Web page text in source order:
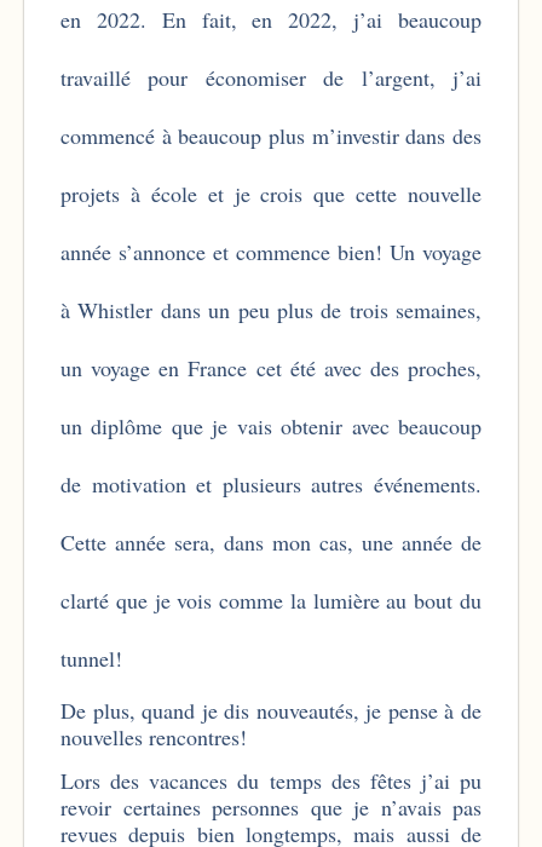
en 2022. En fait, en 2022, j’ai beaucoup
travaillé pour économiser de l’argent, j’ai
commencé à beaucoup plus m’investir dans des
projets à école et je crois que cette nouvelle
année s’annonce et commence bien! Un voyage
à Whistler dans un peu plus de trois semaines,
un voyage en France cet été avec des proches,
un diplôme que je vais obtenir avec beaucoup
de motivation et plusieurs autres événements.
Cette année sera, dans mon cas, une année de
clarté que je vois comme la lumière au bout du
tunnel!
De plus, quand je dis nouveautés, je pense à de
nouvelles rencontres!
Lors des vacances du temps des fêtes j’ai pu
revoir certaines personnes que je n’avais pas
revues depuis bien longtemps, mais aussi de